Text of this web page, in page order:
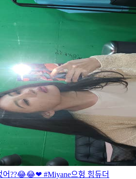
어??😂😂❤ #Miyane으헝 힘듀더